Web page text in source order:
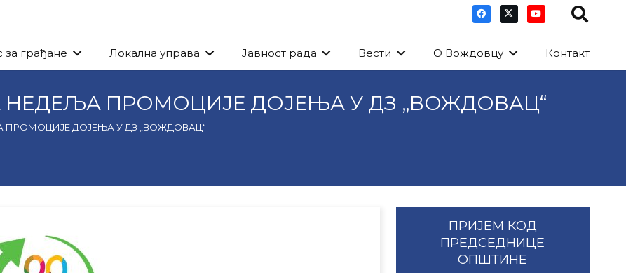
за грађане Локална управа Јавност рада Вести О Вождовцу Контакт
ПРОМОЦИЈЕ ДОЈЕЊА У ДЗ „ВОЖДОВАЦ“
ДОЈЕЊА У ДЗ „ВОЖДОВАЦ“
ПРИЈЕМ КОД
ПРЕДСЕДНИЦЕ
ОПШТИНЕ